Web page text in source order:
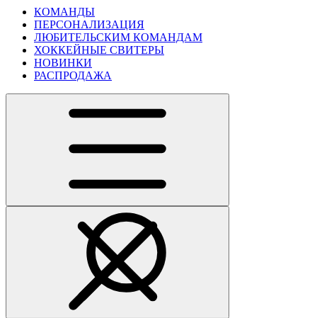
КОМАНДЫ
ПЕРСОНАЛИЗАЦИЯ
ЛЮБИТЕЛЬСКИМ КОМАНДАМ
ХОККЕЙНЫЕ СВИТЕРЫ
НОВИНКИ
РАСПРОДАЖА